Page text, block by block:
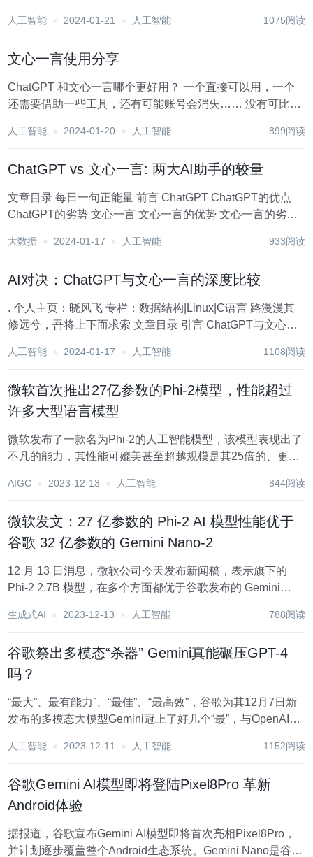
太好！ 顺着方向一：ChatGPT 瞎说说 1.国内的GPT,说...
人工智能 2024-01-21 人工智能 1075阅读
文心一言使用分享
ChatGPT 和文心一言哪个更好用？ 一个直接可以用，一个
还需要借助一些工具，还有可能账号会消失…… 没有可比
import math import time def calc...
人工智能 2024-01-20 人工智能 899阅读
ChatGPT vs 文心一言: 两大AI助手的较量
文章目录 每日一句正能量 前言 ChatGPT ChatGPT的优点
ChatGPT的劣势 文心一言 文心一言的优势 文心一言的劣势
的专家实在是一无所专。...
大数据 2024-01-17 人工智能 933阅读
AI对决：ChatGPT与文心一言的深度比较
. 个人主页：晓风飞 专栏：数据结构|Linux|C语言 路漫漫其
修远兮，吾将上下而求索 文章目录 引言 ChatGPT与文心一
chat...
人工智能 2024-01-17 人工智能 1108阅读
微软首次推出27亿参数的Phi-2模型，性能超过
许多大型语言模型
微软发布了一款名为Phi-2的人工智能模型，该模型表现出了
不凡的能力，其性能可媲美甚至超越规模是其25倍的、更
是一个拥有27亿参数的语言模型，与其他基础模型相比，它
AIGC 2023-12-13 人工智能 844阅读
微软发文：27 亿参数的 Phi-2 AI 模型性能优于
谷歌 32 亿参数的 Gemini Nano-2
12 月 13 日消息，微软公司今天发布新闻稿，表示旗下的
Phi-2 2.7B 模型，在多个方面都优于谷歌发布的 Gemini
在 Ignite 2023 大会上，宣...
生成式AI 2023-12-13 人工智能 788阅读
谷歌祭出多模态“杀器” Gemini真能碾压GPT-4
吗？
“最大”、最有能力”、“最佳”、“最高效”，谷歌为其12月7日新
发布的多模态大模型Gemini冠上了好几个“最”，与OpenAI
Nano三个尺寸的Gemini，不仅号称在各种“AI考试”中...
人工智能 2023-12-11 人工智能 1152阅读
谷歌Gemini AI模型即将登陆Pixel8Pro 革新
Android体验
据报道，谷歌宣布Gemini AI模型即将首次亮相Pixel8Pro，
并计划逐步覆盖整个Android生态系统。Gemini Nano是谷歌